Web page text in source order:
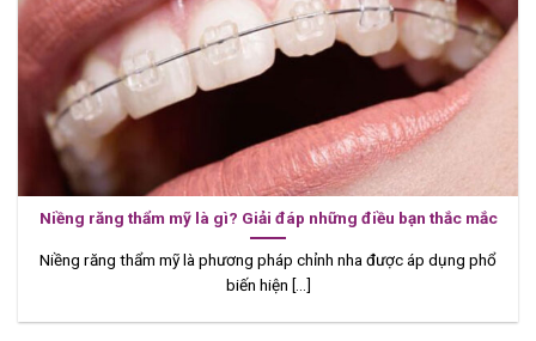
Niềng răng thẩm mỹ là gì? Giải đáp những điều bạn thắc mắc
Niềng răng thẩm mỹ là phương pháp chỉnh nha được áp dụng phổ
biến hiện [...]